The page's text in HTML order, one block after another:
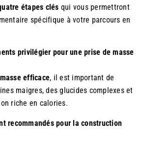
étapes clés qui vous permettront
spécifique à votre parcours en
privilégier pour une prise de masse
efficace, il est important de
maigres, des glucides complexes et
riche en calories.
recommandés pour la construction